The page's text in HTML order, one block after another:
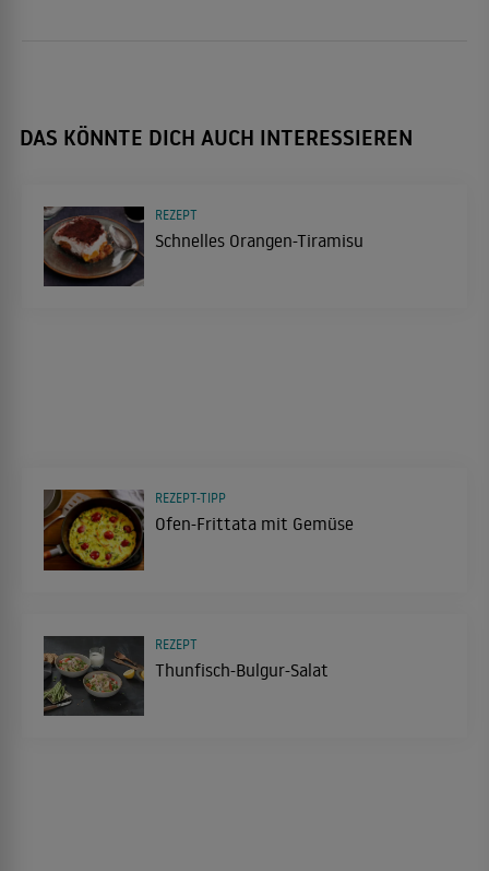
DAS KÖNNTE DICH AUCH INTERESSIEREN
Schnelles Orangen-Tiramisu
REZEPT
Ofen-Frittata mit Gemüse
REZEPT-TIPP
Thunfisch-Bulgur-Salat
REZEPT